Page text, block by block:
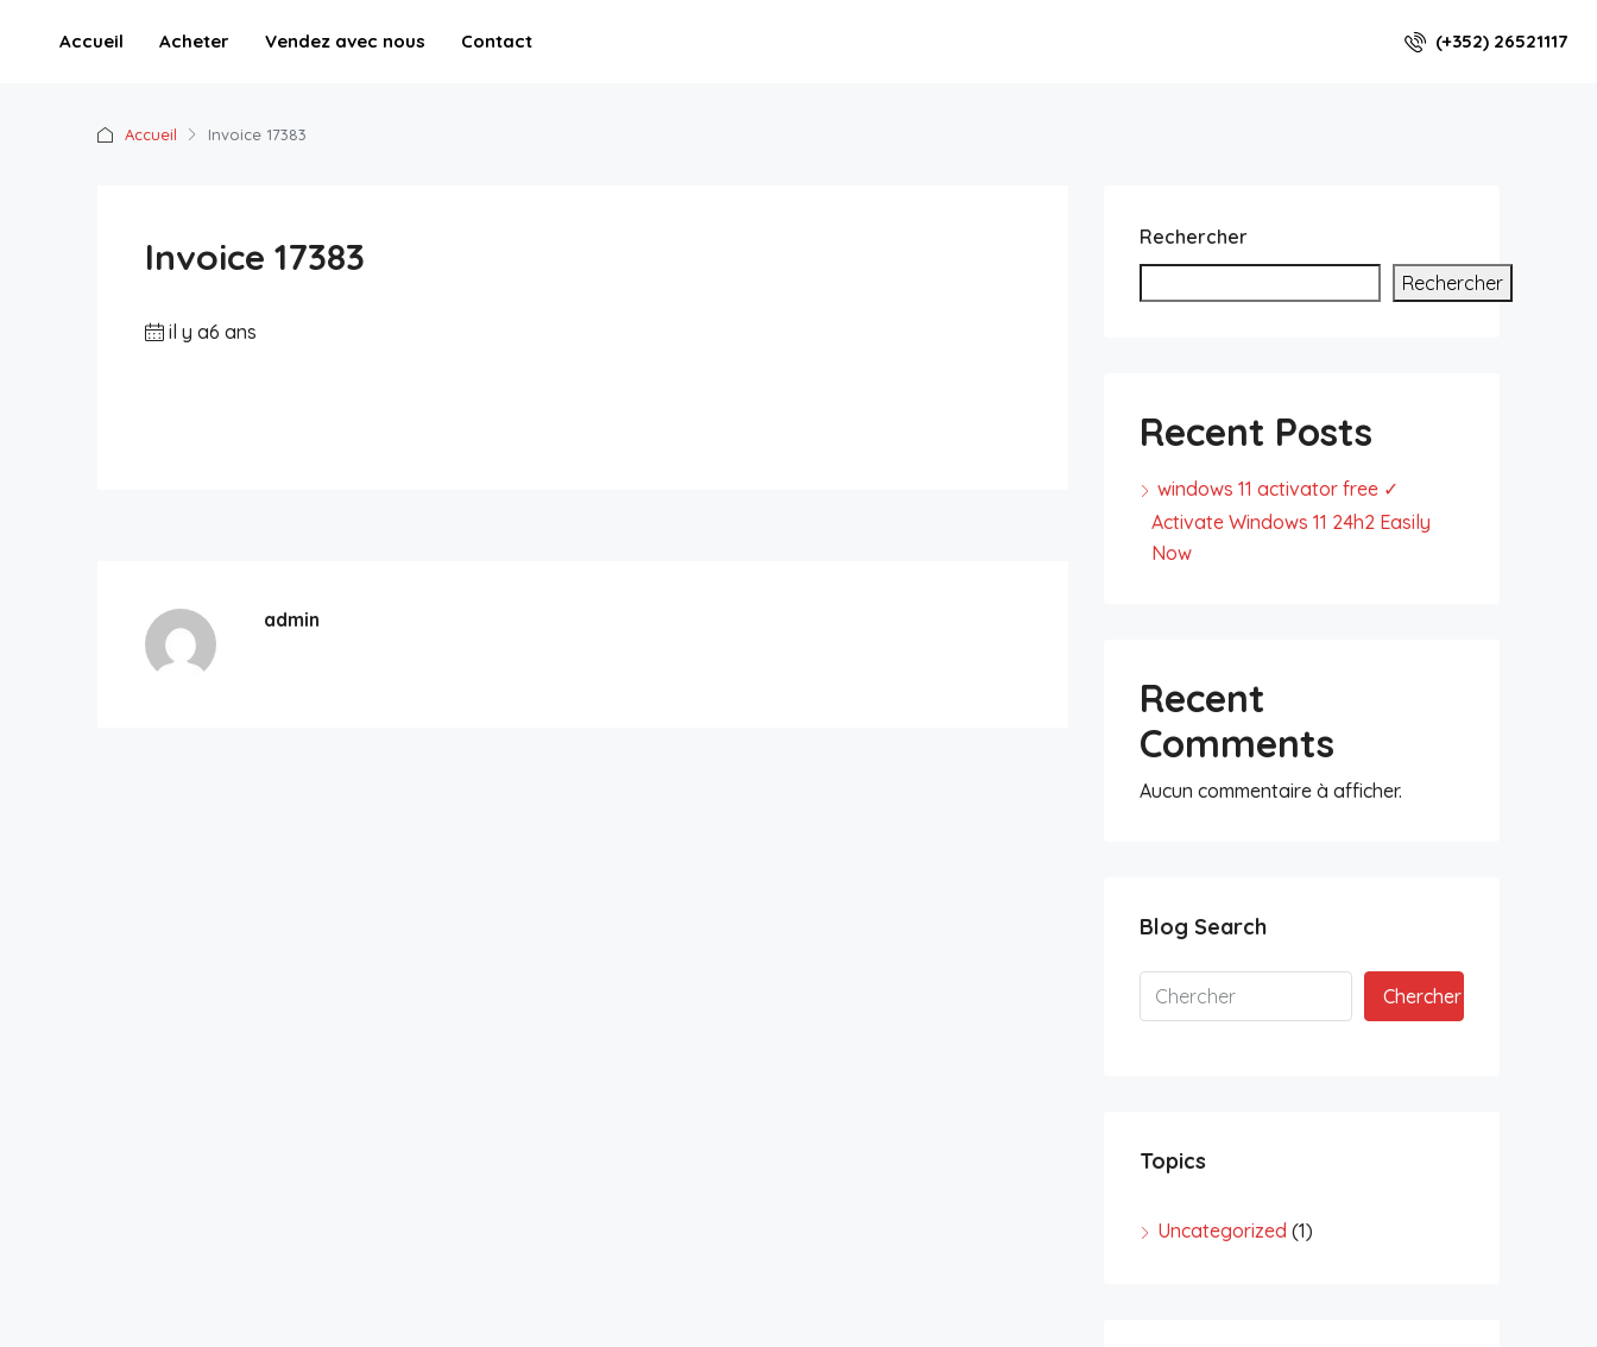
Accueil Acheter Vendez avec nous Contact (+352) 26521117
Accueil Invoice 17383
Invoice 17383
il y a6 ans
admin
Rechercher
Rechercher
Recent Posts
windows 11 activator free ✓
Activate Windows 11 24h2 Easily
Now
Recent
Comments
Aucun commentaire à afficher.
Blog Search
Chercher
Topics
Uncategorized (1)